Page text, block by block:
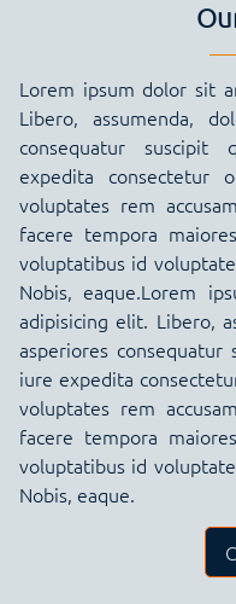
Lorem ipsum dolor sit
Libero, assumenda,
consequatur suscipit
expedita consectetur
voluptates rem
facere tempora
voluptatibus id
Nobis, eaque.Lorem
adipisicing elit. Libero,
asperiores
iure expedita
voluptates rem
facere tempora
voluptatibus id
Nobis, eaque.